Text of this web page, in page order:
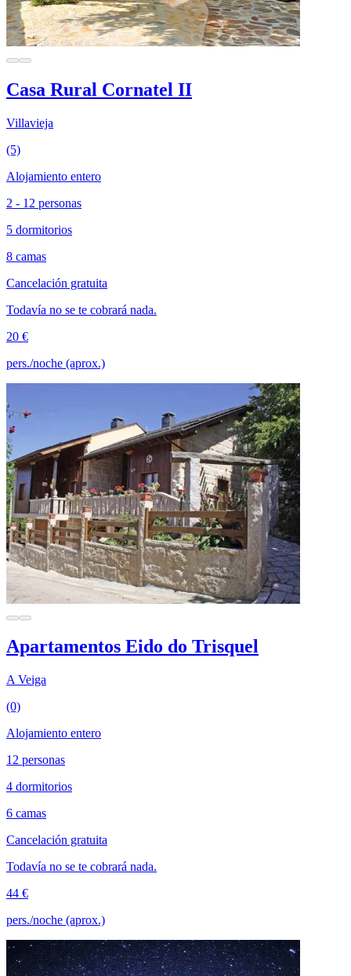
Casa Rural Cornatel II
Villavieja
(5)
Alojamiento entero
2 - 12 personas
5 dormitorios
8 camas
Cancelación gratuita
Todavía no se te cobrará nada.
20 €
pers./noche (aprox.)
Apartamentos Eido do Trisquel
A Veiga
(0)
Alojamiento entero
12 personas
4 dormitorios
6 camas
Cancelación gratuita
Todavía no se te cobrará nada.
44 €
pers./noche (aprox.)